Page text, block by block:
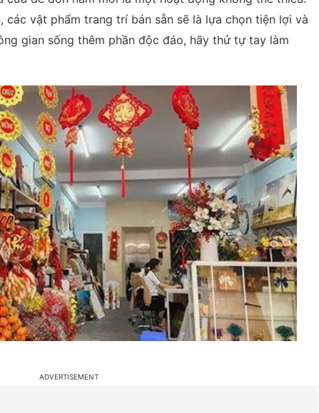
các vật phẩm trang trí bán sẵn sẽ là lựa chọn tiện lợi và
gian sống thêm phần độc đáo, hãy thử tự tay làm